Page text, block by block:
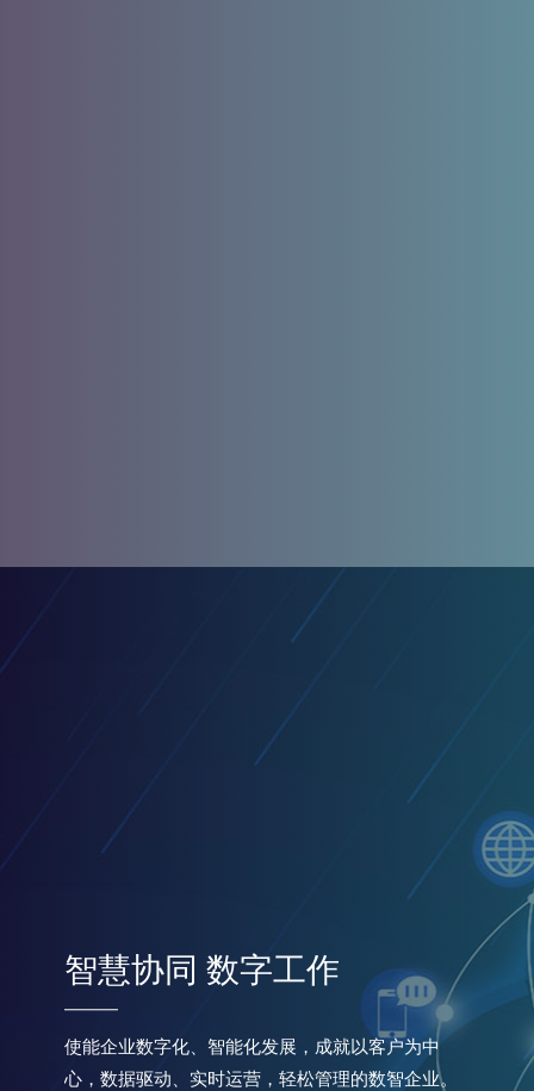
智慧协同 数字工作
使能企业数字化、智能化发展，成就以客户为中
心，数据驱动、实时运营，轻松管理的数智企业。